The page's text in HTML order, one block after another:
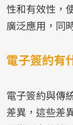
性和有效性，
廣泛應用，同
電子簽約有
電子簽約與傳
差異，這些差